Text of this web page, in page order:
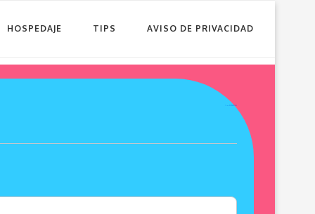
HOSPEDAJE TIPS AVISO DE PRIVACIDAD